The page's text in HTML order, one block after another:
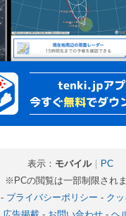
表示： モバイル｜ PC
※PCの閲覧は一部制限され
- プライバシーポリシー - ク